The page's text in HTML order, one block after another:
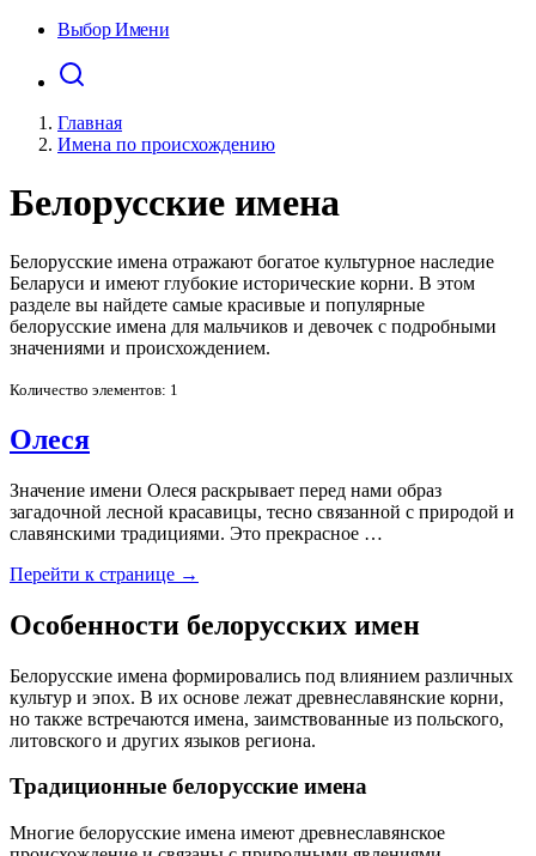
Выбор Имени
Главная
Имена по происхождению
Белорусские имена
Белорусские имена отражают богатое культурное наследие
Беларуси и имеют глубокие исторические корни. В этом
разделе вы найдете самые красивые и популярные
белорусские имена для мальчиков и девочек с подробными
значениями и происхождением.
Количество элементов: 1
Олеся
Значение имени Олеся раскрывает перед нами образ
загадочной лесной красавицы, тесно связанной с природой и
славянскими традициями. Это прекрасное …
Перейти к странице →
Особенности белорусских имен
Белорусские имена формировались под влиянием различных
культур и эпох. В их основе лежат древнеславянские корни,
но также встречаются имена, заимствованные из польского,
литовского и других языков региона.
Традиционные белорусские имена
Многие белорусские имена имеют древнеславянское